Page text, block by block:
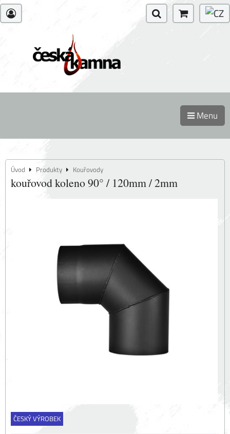
Menu
Úvod Produkty Kouřovody
kouřovod koleno 90° / 120mm / 2mm
ČESKÝ VÝROBEK